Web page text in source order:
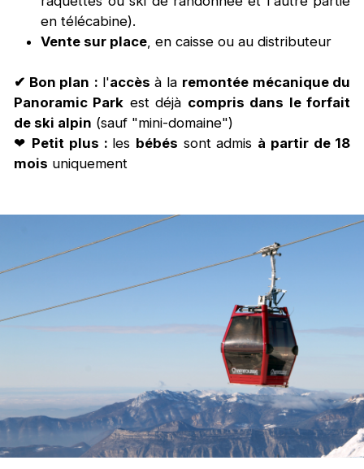
en télécabine).
Vente sur place, en caisse ou au distributeur
✔ Bon plan : l'accès à la remontée mécanique du
Panoramic Park est déjà compris dans le forfait
de ski alpin (sauf "mini-domaine")
❤ Petit plus : les bébés sont admis à partir de 18
mois uniquement